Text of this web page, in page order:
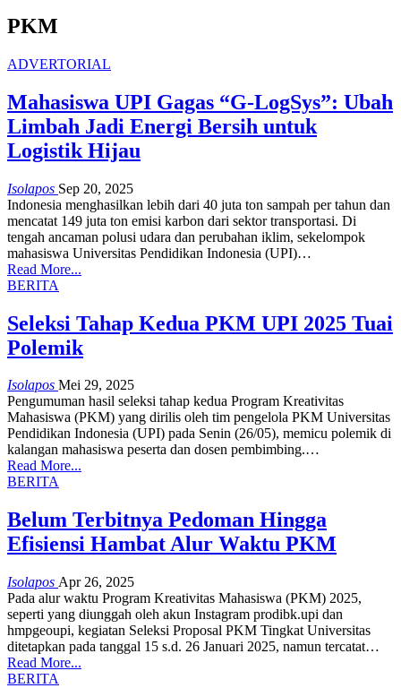
PKM
ADVERTORIAL
Mahasiswa UPI Gagas “G-LogSys”: Ubah
Limbah Jadi Energi Bersih untuk
Logistik Hijau
Isolapos Sep 20, 2025
Indonesia menghasilkan lebih dari 40 juta ton sampah per tahun dan
mencatat 149 juta ton emisi karbon dari sektor transportasi. Di
tengah ancaman polusi udara dan perubahan iklim, sekelompok
mahasiswa Universitas Pendidikan Indonesia (UPI)…
Read More...
BERITA
Seleksi Tahap Kedua PKM UPI 2025 Tuai
Polemik
Isolapos Mei 29, 2025
Pengumuman hasil seleksi tahap kedua Program Kreativitas
Mahasiswa (PKM) yang dirilis oleh tim pengelola PKM Universitas
Pendidikan Indonesia (UPI) pada Senin (26/05), memicu polemik di
kalangan mahasiswa peserta dan dosen pembimbing.…
Read More...
BERITA
Belum Terbitnya Pedoman Hingga
Efisiensi Hambat Alur Waktu PKM
Isolapos Apr 26, 2025
Pada alur waktu Program Kreativitas Mahasiswa (PKM) 2025,
seperti yang diunggah oleh akun Instagram prodibk.upi dan
hmpgeoupi, kegiatan Seleksi Proposal PKM Tingkat Universitas
ditetapkan pada tanggal 15 s.d. 26 Januari 2025, namun tercatat…
Read More...
BERITA